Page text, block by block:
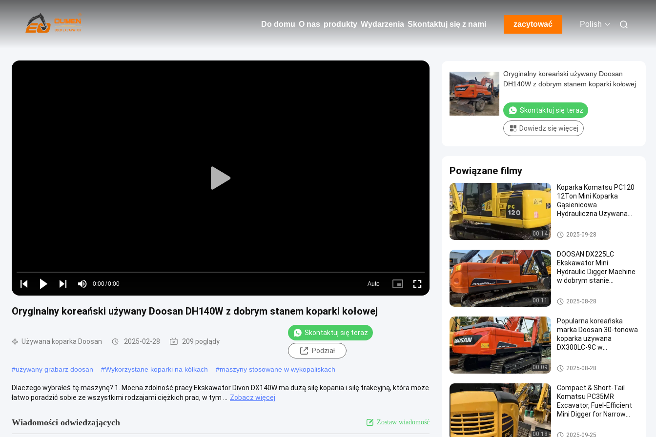
Do domu O nas produkty Wydarzenia Skontaktuj się z nami zacytować Polish
Play
Play
Play
Play
Mute
Time
0:00/0:00
Loaded:
0%
Auto
Picture- Fullscreen
Oryginalny koreański używany Doosan DH140W z dobrym stanem koparki kołowej
Używana koparka Doosan 2025-02-28 209 poglądy
Skontaktuj się teraz
Podział
#używany grabarz doosan #Wykorzystane koparki na kółkach #maszyny stosowane w wykopaliskach
Dlaczego wybrałeś tę maszynę? 1. Mocna zdolność pracy:Ekskawator Divon DX140W ma dużą siłę kopania i siłę trakcyjną, która może
łatwo poradzić sobie ze wszystkimi rodzajami ciężkich prac, w tym ...
Zobacz więcej
Wiadomości odwiedzających Zostaw wiadomość
Oryginalny koreański używany Doosan
DH140W z dobrym stanem koparki kołowej
Skontaktuj się teraz
Dowiedz się więcej
Powiązane filmy
00:14
Koparka Komatsu PC120
12Ton Mini Koparka
Gąsienicowa
Hydrauliczna Używana
używana koparka komatsu
2025-09-28
00:11
DOOSAN DX225LC
Ekskawator Mini
Hydraulic Digger Machine
w dobrym stanie
Używana koparka Doosan
2025-08-28
00:09
Popularna koreańska
marka Doosan 30-tonowa
koparka używana
DX300LC-9C w
opinią
Używana koparka Doosan
2025-08-28
00:18
Compact & Short-Tail
Komatsu PC35MR
Excavator, Fuel-Efficient
Mini Digger for Narrow
Maintenance/Yard
używana koparka komatsu
2025-09-25